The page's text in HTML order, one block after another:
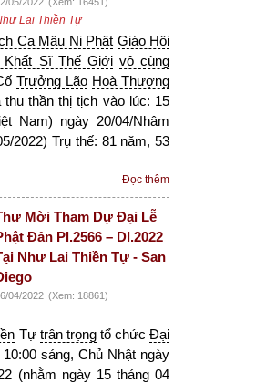
Lai Thiền Tự
Ca Mâu Ni Phật Giáo Hội
Khất Sĩ Thế Giới vô cùng
Trưởng Lão Hoà Thượng
thu thầnthị tịch vào lúc: 15
Nam) ngày 20/04/Nhâm
2022) Trụ thế: 81 năm, 53
Đọc thêm
Mời Tham Dự Đại Lễ
Đản Pl.2566 – Dl.2022
Như Lai Thiền Tự - San
04/2022 (Xem: 18861)
Tự trân trọngtổ chứcĐại
sáng, Chủ Nhật ngày
(nhằm ngày 15 tháng 04